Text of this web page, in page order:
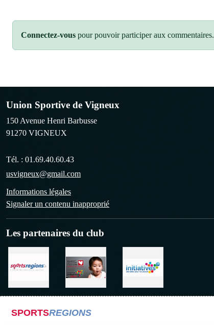
Connectez-vous pour pouvoir participer aux commentaires.
Union Sportive de Vigneux
150 Avenue Henri Barbusse
91270 VIGNEUX
Tél. : 01.69.40.60.43
usvigneux@gmail.com
Informations légales
Signaler un contenu inapproprié
Les partenaires du club
SPORTSREGIONS